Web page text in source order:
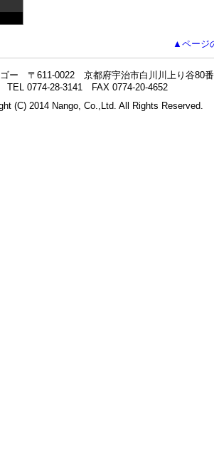
▲ページ
ー 〒611-0022 京都府宇治市白川川上り谷80
TEL 0774-28-3141 FAX 0774-20-4652
(C) 2014 Nango, Co.,Ltd. All Rights Reserved.